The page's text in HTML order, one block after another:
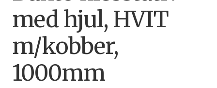
med hjul, HVIT
m/kobber,
1000mm